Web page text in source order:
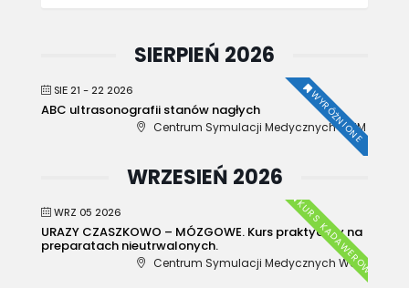
SIERPIEŃ 2026
SIE 21 - 22 2026 WYRÓŻNIONE
ABC ultrasonografii stanów nagłych
Centrum Symulacji Medycznych WUM
WRZESIEŃ 2026
WRZ 05 2026 KURS KADAWEROWY
URAZY CZASZKOWO – MÓZGOWE. Kurs praktyczny na
preparatach nieutrwalonych.
Centrum Symulacji Medycznych WUM